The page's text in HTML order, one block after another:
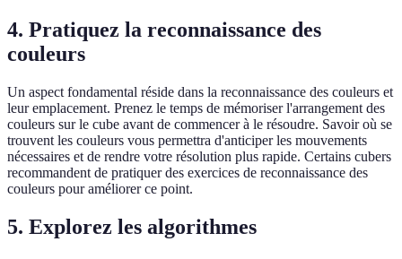
4. Pratiquez la reconnaissance des
couleurs
Un aspect fondamental réside dans la reconnaissance des couleurs et
leur emplacement. Prenez le temps de mémoriser l'arrangement des
couleurs sur le cube avant de commencer à le résoudre. Savoir où se
trouvent les couleurs vous permettra d'anticiper les mouvements
nécessaires et de rendre votre résolution plus rapide. Certains cubers
recommandent de pratiquer des exercices de reconnaissance des
couleurs pour améliorer ce point.
5. Explorez les algorithmes